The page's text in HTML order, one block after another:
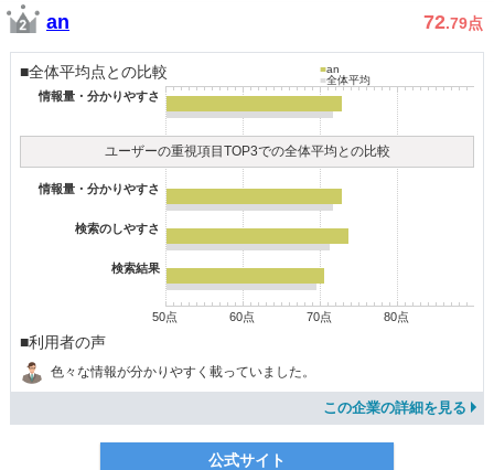
an 72.79点
■全体平均点との比較 ■an
■全体平均
情報量・分かりやすさ
ユーザーの重視項目TOP3での全体平均との比較
情報量・分かりやすさ
検索のしやすさ
検索結果
50点 60点 70点 80点
■利用者の声
色々な情報が分かりやすく載っていました。
この企業の詳細を見る
公式サイト